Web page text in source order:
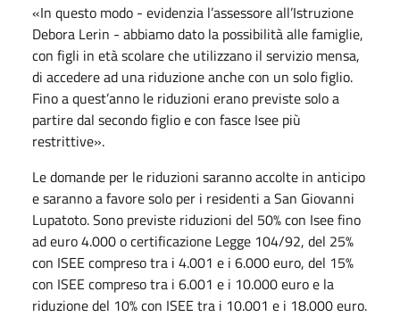
«In questo modo - evidenzia l’assessore all’Istruzione
Debora Lerin - abbiamo dato la possibilità alle famiglie,
con figli in età scolare che utilizzano il servizio mensa,
di accedere ad una riduzione anche con un solo figlio.
Fino a quest’anno le riduzioni erano previste solo a
partire dal secondo figlio e con fasce Isee più
restrittive».
Le domande per le riduzioni saranno accolte in anticipo
e saranno a favore solo per i residenti a San Giovanni
Lupatoto. Sono previste riduzioni del 50% con Isee fino
ad euro 4.000 o certificazione Legge 104/92, del 25%
con ISEE compreso tra i 4.001 e i 6.000 euro, del 15%
con ISEE compreso tra i 6.001 e i 10.000 euro e la
riduzione del 10% con ISEE tra i 10.001 e i 18.000 euro.